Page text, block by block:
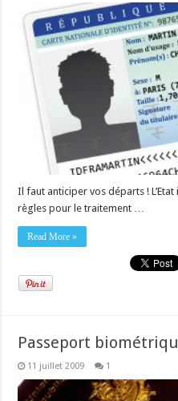
Il faut anticiper vos départs !
règles pour le traitement …
Read More »
Passeport
11 juillet 2009 1